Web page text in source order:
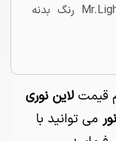
متر تولید کننده آقای نور ـ Mr.Lighting رنگ بدنه
قیمت لاین نوری
می توانید با